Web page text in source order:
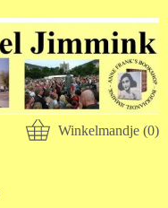
Winkelmandje (0)